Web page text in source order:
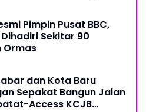
Pimpin Pusat BBC,
Sekitar 90
Ormas
dan Kota Baru
Sepakat Bangun Jalan
Access KCJB